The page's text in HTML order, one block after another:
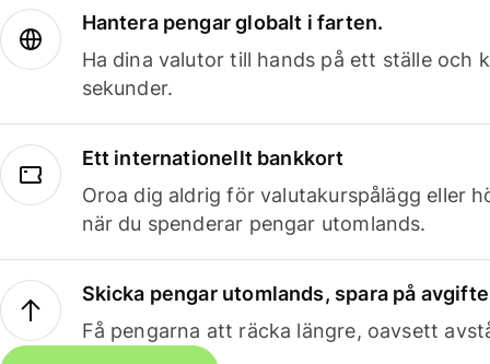
Hantera pengar globalt i farten.
Ha dina valutor till hands på ett ställe och
sekunder.
Ett internationellt bankkort
Oroa dig aldrig för valutakurspålägg eller
när du spenderar pengar utomlands.
Skicka pengar utomlands, spara på
Få pengarna att räcka längre, oavsett